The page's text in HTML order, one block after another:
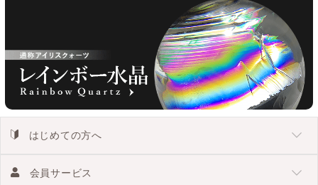
はじめての方へ
会員サービス